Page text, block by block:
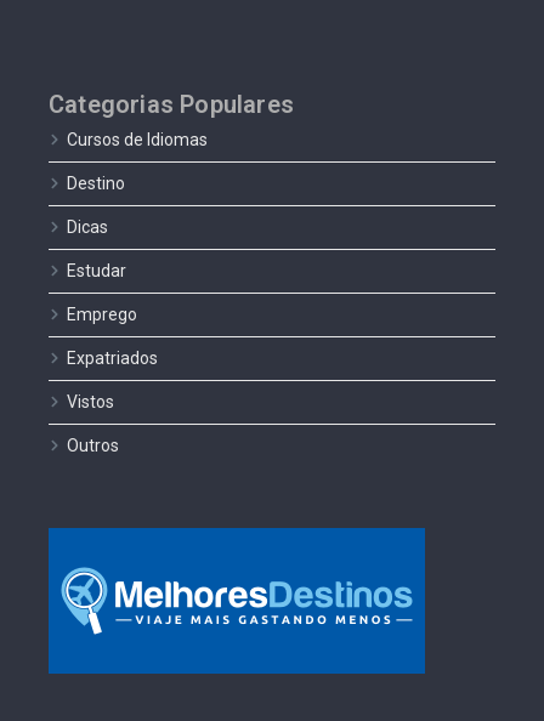
Categorias Populares
Cursos de Idiomas
Destino
Dicas
Estudar
Emprego
Expatriados
Vistos
Outros